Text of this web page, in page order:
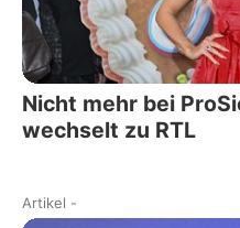
Nicht mehr bei
wechselt zu RTL
Artikel -